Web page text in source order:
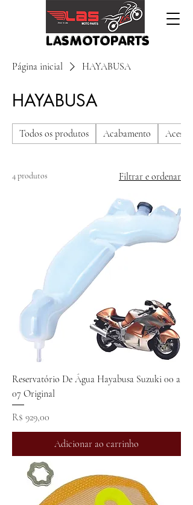
LASMOTOPARTS
Página inicial HAYABUSA
HAYABUSA
Todos os produtos Acabamento
4 produtos Filtrar e ordenar
Reservatório De Água Hayabusa Suzuki 00 a
07 Original
Preço
R$ 929,00
Adicionar ao carrinho